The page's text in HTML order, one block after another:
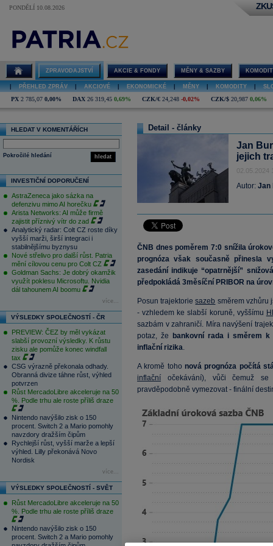
PONDĚLÍ 10.08.2026
ZPRAVODAJSTVÍ AKCIE & FONDY MĚNY & SAZBY
PŘEHLED ZPRÁV AKCIOVÉ EKONOMICKÉ MĚNY KOMODITY
PX 2 785,07 0,00% DAX 26 319,45 0,69% CZK/€ 24,248 -0,02% CZK/$ 20,987 0,06%
HLEDAT V KOMENTÁŘÍCH
hledat
Pokročilé hledání
INVESTIČNÍ DOPORUČENÍ
AstraZeneca jako sázka na
defenzivu mimo AI horečku
Arista Networks: AI může firmě
zajistit příznivý vítr do zad
Analytický radar: Colt CZ roste díky
vyšší marži, širší integraci i
stabilnějšímu byznysu
Nové střelivo pro další růst. Patria
mění cílovou cenu pro Colt CZ
Goldman Sachs: Je dobrý okamžik
využít poklesu Microsoftu. Nvidia
dál tahounem AI boomu
více...
VÝSLEDKY SPOLEČNOSTÍ - ČR
PREVIEW: ČEZ by měl vykázat
slabší provozní výsledky. K růstu
zisku ale pomůže konec windfall
tax
CSG výrazně překonala odhady.
Obranná divize táhne růst, výhled
potvrzen
Růst MercadoLibre akceleruje na 50
%. Podle trhu ale roste příliš draze
Nintendo navýšilo zisk o 150
procent. Switch 2 a Mario pomohly
navzdory dražším čipům
Rychlejší růst, vyšší marže a lepší
výhled. Lilly překonává Novo
Nordisk
více...
VÝSLEDKY SPOLEČNOSTÍ - SVĚT
Růst MercadoLibre akceleruje na 50
%. Podle trhu ale roste příliš draze
Nintendo navýšilo zisk o 150
procent. Switch 2 a Mario pomohly
Detail - články
Jan
jejich
02.05.2024
Autor: Jan
ČNB dnes poměrem 7:0 snížila
prognóza však současně přinesla
zasedání indikuje “opatrnější”
předpokládá 3měsíční PRIBOR na
Posun trajektoriesazeb směrem vzhůru
- vzhledem ke slabší koruně, vyššímu
sazbám v zahraničí. Míra navýšení
potaz, že
bankovní rada i směrem k
inflační rizika.
A kromě toho nová prognóza počítá
inflační očekávání), vůči čemuž
pravděpodobně vymezovat - finální